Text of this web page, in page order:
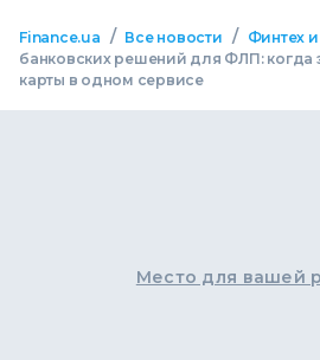
Finance.ua / Все новости / Финтех
банковских решений для ФЛП: когда
карты в одном сервисе
Место для вашей